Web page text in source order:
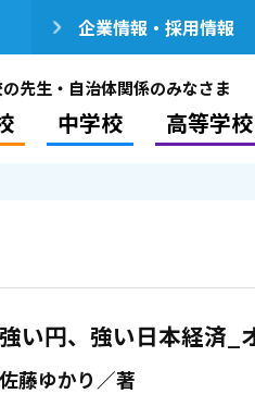
企業情報・採用情報
先生・自治体関係のみなさま
中学校 高等学校
強い円、強い日本経済_
佐藤ゆかり／著